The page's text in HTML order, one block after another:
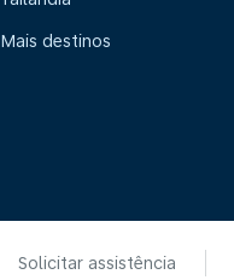
Mais destinos
Solicitar assistência